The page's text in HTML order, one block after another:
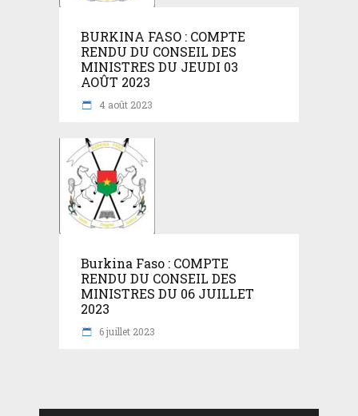
BURKINA FASO : COMPTE
RENDU DU CONSEIL DES
MINISTRES DU JEUDI 03
AOÛT 2023
4 août 2023
Burkina Faso : COMPTE
RENDU DU CONSEIL DES
MINISTRES DU 06 JUILLET
2023
6 juillet 2023